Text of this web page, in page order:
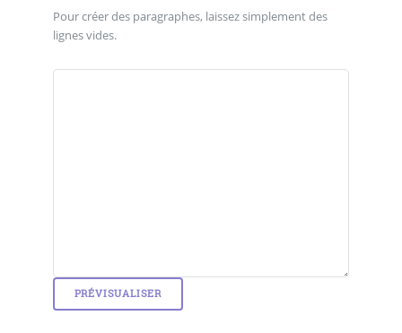
Pour créer des paragraphes, laissez simplement des
lignes vides.